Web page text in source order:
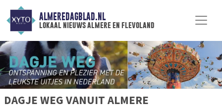
ALMEREDAGBLAD.NL
lokaal nieuws almere en flevoland
DAGJE WEG VANUIT ALMERE